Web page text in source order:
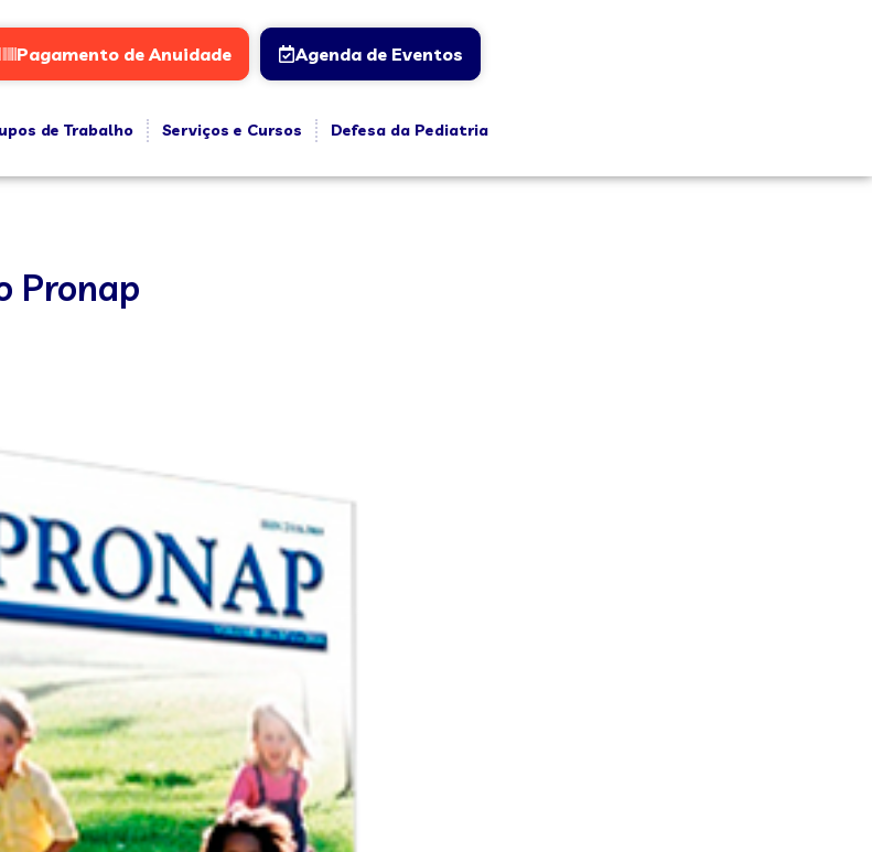
Pagamento de Anuidade Agenda de Eventos
de Trabalho Serviços e Cursos
Defesa da Pediatria
Pronap